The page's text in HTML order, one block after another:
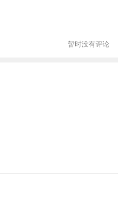
暂时没有评论